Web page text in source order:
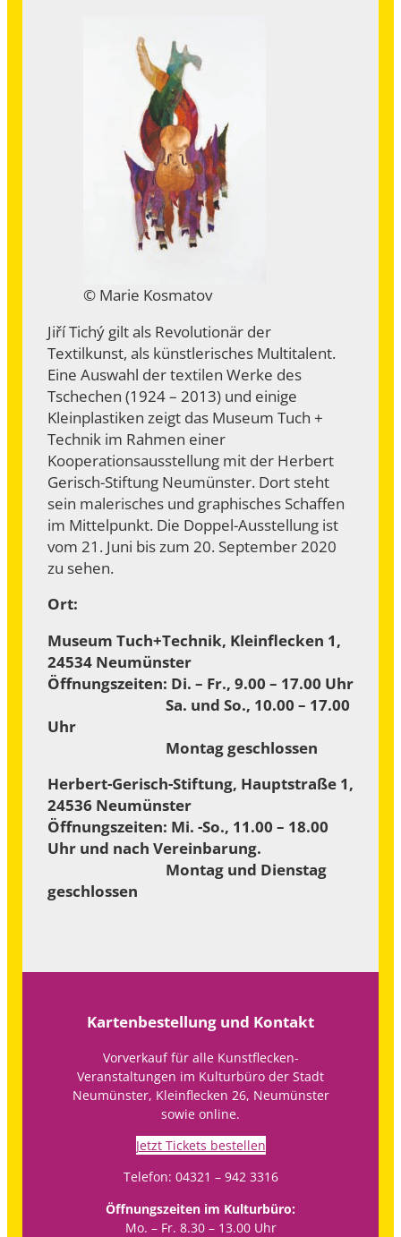
© Marie Kosmatov
Jiří Tichý gilt als Revolutionär der
Textilkunst, als künstlerisches Multitalent.
Eine Auswahl der textilen Werke des
Tschechen (1924 – 2013) und einige
Kleinplastiken zeigt das Museum Tuch +
Technik im Rahmen einer
Kooperationsausstellung mit der Herbert
Gerisch-Stiftung Neumünster. Dort steht
sein malerisches und graphisches Schaffen
im Mittelpunkt. Die Doppel-Ausstellung ist
vom 21. Juni bis zum 20. September 2020
zu sehen.
Ort:
Museum Tuch+Technik, Kleinflecken 1,
24534 Neumünster
Öffnungszeiten: Di. – Fr., 9.00 – 17.00 Uhr
Sa. und So., 10.00 – 17.00
Uhr
Montag geschlossen
Herbert-Gerisch-Stiftung, Hauptstraße 1,
24536 Neumünster
Öffnungszeiten: Mi. -So., 11.00 – 18.00
Uhr und nach Vereinbarung.
Montag und Dienstag
geschlossen
Kartenbestellung und Kontakt
Vorverkauf für alle Kunstflecken-
Veranstaltungen im Kulturbüro der Stadt
Neumünster, Kleinflecken 26, Neumünster
sowie online.
Jetzt Tickets bestellen
Telefon: 04321 – 942 3316
Öffnungszeiten im Kulturbüro:
Mo. – Fr. 8.30 – 13.00 Uhr